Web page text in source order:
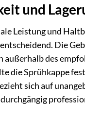
und
Leistung und
Die
außerhalb des
die Sprühkappe
sich auf